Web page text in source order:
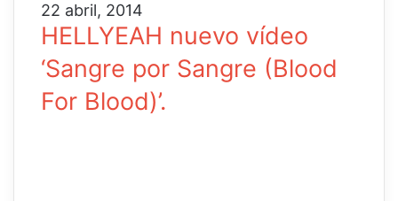
22 abril, 2014
HELLYEAH nuevo vídeo
‘Sangre por Sangre (Blood
For Blood)’.